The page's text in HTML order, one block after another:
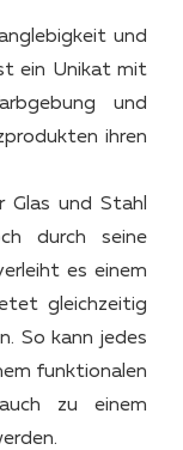
und
ein Unikat mit
und
ihren
Glas und Stahl
durch seine
es einem
gleichzeitig
So kann jedes
funktionalen
zu einem